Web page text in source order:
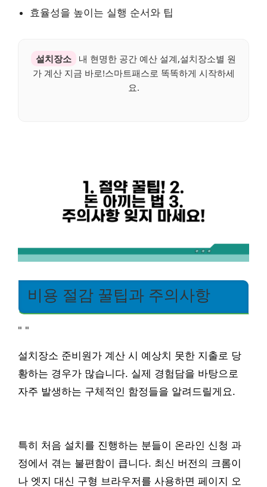
효율성을 높이는 실행 순서와 팁
설치장소
내 현명한 공간 예산 설계,설치장소별 원
가 계산 지금 바로!스마트패스로 똑똑하게 시작하세
요.
비용 절감 꿀팁과 주의사항
" "
설치장소 준비원가 계산 시 예상치 못한 지출로 당
황하는 경우가 많습니다. 실제 경험담을 바탕으로
자주 발생하는 구체적인 함정들을 알려드릴게요.
특히 처음 설치를 진행하는 분들이 온라인 신청 과
정에서 겪는 불편함이 큽니다. 최신 버전의 크롬이
나 엣지 대신 구형 브라우저를 사용하면 페이지 오